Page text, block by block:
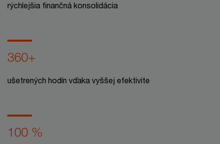
rýchlejšia finančná konsolidácia
360+
ušetrených hodín vďaka vyššej efektivite
100 %